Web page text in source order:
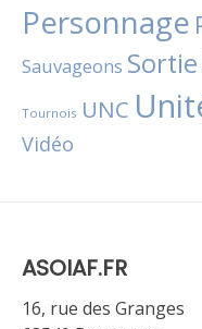
Personnage
Sauvageons Sortie
Tournois UNC
Vidéo
ASOIAF.FR
16, rue des Granges